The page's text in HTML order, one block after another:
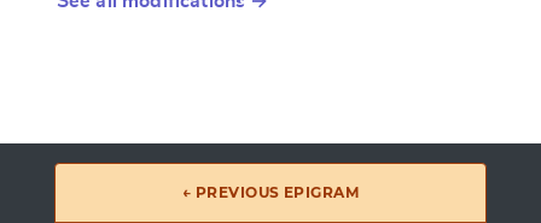
← PREVIOUS EPIGRAM